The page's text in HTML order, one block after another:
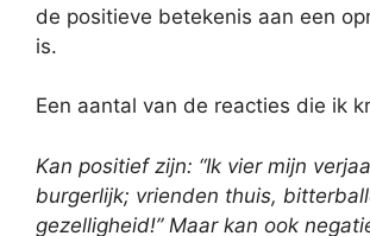
de positieve betekenis aan een
is.
Een aantal van de reacties die ik
Kan positief zijn: “Ik vier mijn
burgerlijk; vrienden thuis,
gezelligheid!” Maar kan ook